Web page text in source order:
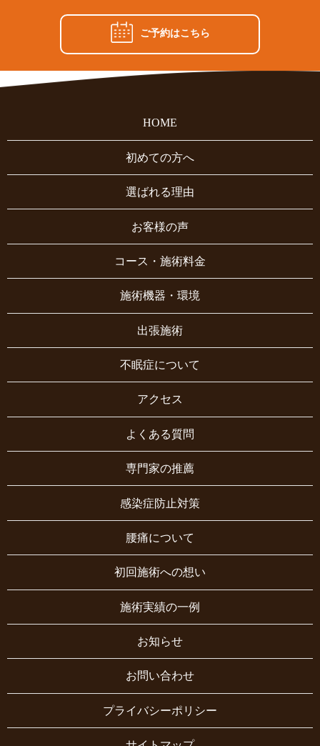
ご予約はこちら
HOME
初めての方へ
選ばれる理由
お客様の声
コース・施術料金
施術機器・環境
出張施術
不眠症について
アクセス
よくある質問
専門家の推薦
感染症防止対策
腰痛について
初回施術への想い
施術実績の一例
お知らせ
お問い合わせ
プライバシーポリシー